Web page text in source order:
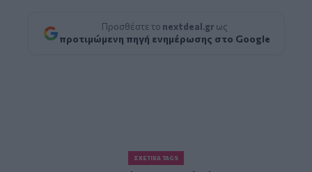
Προσθέστε το nextdeal.gr ως
προτιμώμενη πηγή ενημέρωσης στο Google
ΣΧΕΤΙΚΆ TAGS